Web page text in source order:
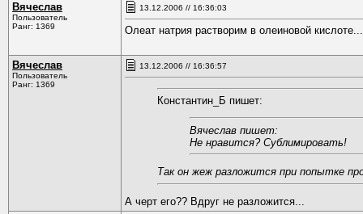
Вячеслав
Пользователь
Ранг: 1369
13.12.2006 // 16:36:03
Олеат натрия растворим в олеиновой
Вячеслав
Пользователь
Ранг: 1369
13.12.2006 // 16:36:57
Константин_Б пишет:
Вячеслав пишет:
Не нравится? Сублимировать!
Так он жеж разложится при попытке
А черт его?? Вдруг не разложится...